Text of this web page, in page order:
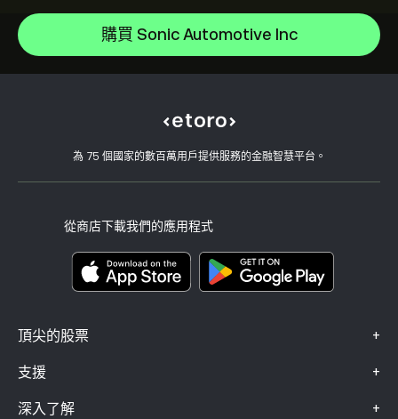
購買 Sonic Automotive Inc
為 75 個國家的數百萬用戶提供服務的金融智慧平台。
從商店下載我們的應用程式
頂尖的股票 +
Alphabet
Meta Platforms Inc
支援 +
如何存款
如何提款
開設帳戶
用戶端漏洞
深入了解 +
CopyTrading 如何運作
負責任的交易
為什麼選擇 eToro
我們的辦事處
風險揭露
關鍵資訊文件
投訴資料（FCA 客戶）
投資保險